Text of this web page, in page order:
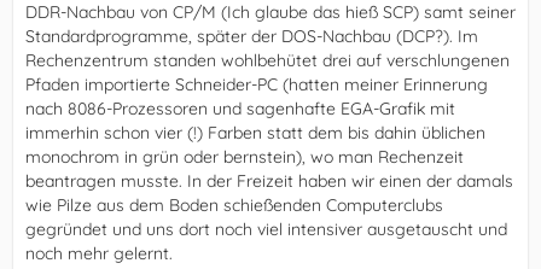
DDR-Nachbau von CP/M (Ich glaube das hieß SCP) samt seiner
Standardprogramme, später der DOS-Nachbau (DCP?). Im
Rechenzentrum standen wohlbehütet drei auf verschlungenen
Pfaden importierte Schneider-PC (hatten meiner Erinnerung
nach 8086-Prozessoren und sagenhafte EGA-Grafik mit
immerhin schon vier (!) Farben statt dem bis dahin üblichen
monochrom in grün oder bernstein), wo man Rechenzeit
beantragen musste. In der Freizeit haben wir einen der damals
wie Pilze aus dem Boden schießenden Computerclubs
gegründet und uns dort noch viel intensiver ausgetauscht und
noch mehr gelernt.